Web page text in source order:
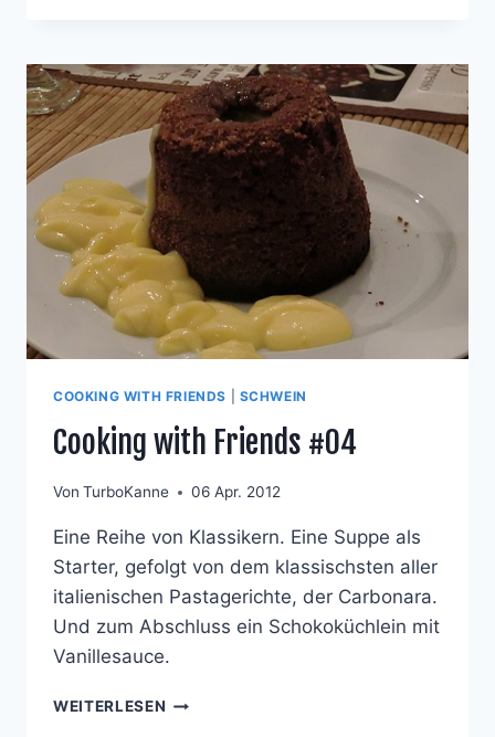
COOKING WITH FRIENDS SCHWEIN
Cooking with Friends #04
Von TurboKanne 06 Apr. 2012
Eine Reihe von Klassikern. Eine Suppe als
Starter, gefolgt von dem klassischsten aller
italienischen Pastagerichte, der Carbonara.
Und zum Abschluss ein Schokoküchlein mit
Vanillesauce.
WEITERLESEN COOKING